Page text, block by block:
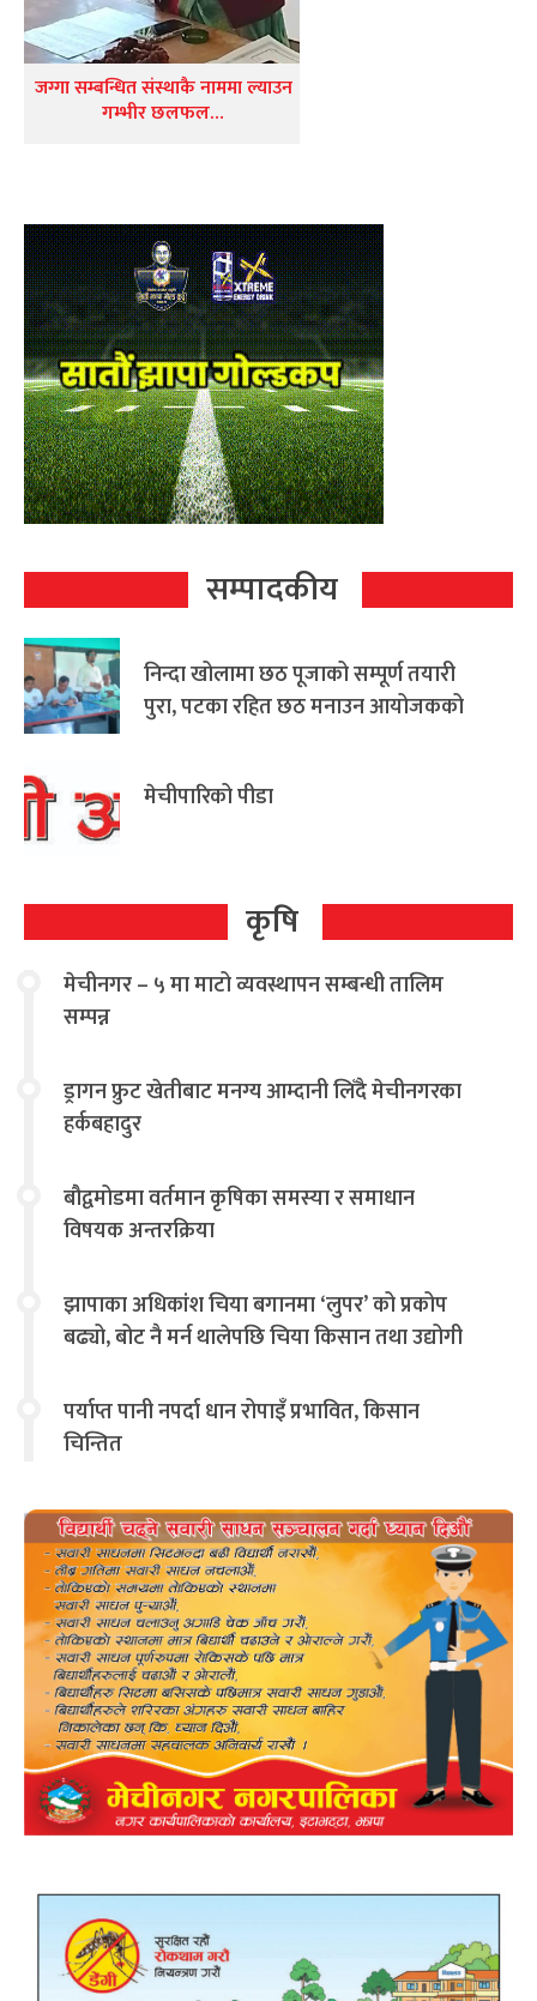
जग्गा सम्बन्धित संस्थाकै नाममा ल्याउन
गम्भीर छलफल…
सम्पादकीय
निन्दा खोलामा छठ पूजाको सम्पूर्ण तयारी
पुरा, पटका रहित छठ मनाउन आयोजकको
मेचीपारिको पीडा
कृषि
मेचीनगर – ५ मा माटो व्यवस्थापन सम्बन्धी तालिम
सम्पन्न
ड्रागन फ्रुट खेतीबाट मनग्य आम्दानी लिँदै मेचीनगरका
हर्कबहादुर
बौद्वमोडमा वर्तमान कृषिका समस्या र समाधान
विषयक अन्तरक्रिया
झापाका अधिकांश चिया बगानमा ‘लुपर’ को प्रकोप
बढ्यो, बोट नै मर्न थालेपछि चिया किसान तथा उद्योगी
पर्याप्त पानी नपर्दा धान रोपाइँ प्रभावित, किसान
चिन्तित